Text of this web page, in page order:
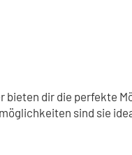
bieten dir die perfekte
sind sie